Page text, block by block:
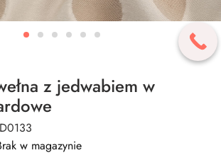
z jedwabiem w
w magazynie